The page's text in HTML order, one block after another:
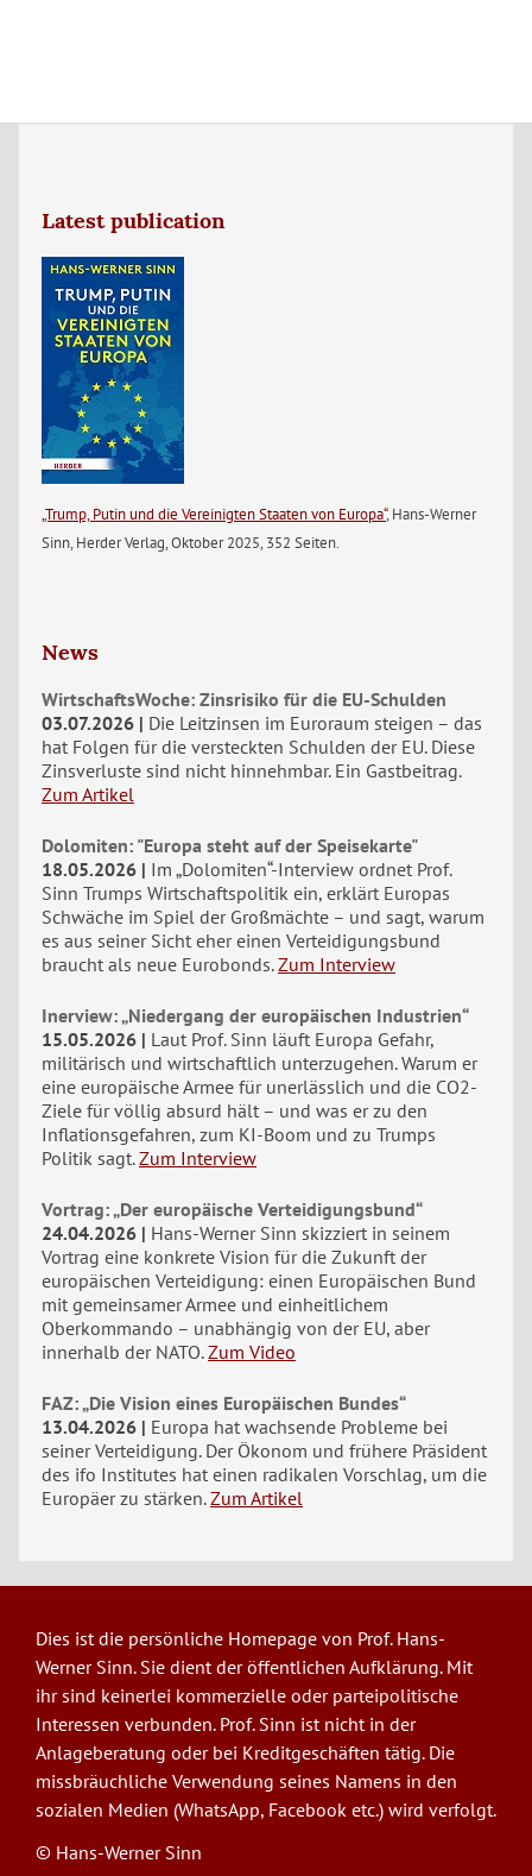
Latest publication
„Trump, Putin und die Vereinigten Staaten von Europa“, Hans-Werner
Sinn, Herder Verlag, Oktober 2025, 352 Seiten.
News
WirtschaftsWoche: Zinsrisiko für die EU-Schulden
03.07.2026
Die Leitzinsen im Euroraum steigen – das
hat Folgen für die versteckten Schulden der EU. Diese
Zinsverluste sind nicht hinnehmbar. Ein Gastbeitrag.
Zum Artikel
Dolomiten: "Europa steht auf der Speisekarte"
18.05.2026
Im „Dolomiten“-Interview ordnet Prof.
Sinn Trumps Wirtschaftspolitik ein, erklärt Europas
Schwäche im Spiel der Großmächte – und sagt, warum
es aus seiner Sicht eher einen Verteidigungsbund
braucht als neue Eurobonds. Zum Interview
Inerview: „Niedergang der europäischen Industrien“
15.05.2026
Laut Prof. Sinn läuft Europa Gefahr,
militärisch und wirtschaftlich unterzugehen. Warum er
eine europäische Armee für unerlässlich und die CO2-
Ziele für völlig absurd hält – und was er zu den
Inflationsgefahren, zum KI-Boom und zu Trumps
Politik sagt. Zum Interview
Vortrag: „Der europäische Verteidigungsbund“
24.04.2026
Hans-Werner Sinn skizziert in seinem
Vortrag eine konkrete Vision für die Zukunft der
europäischen Verteidigung: einen Europäischen Bund
mit gemeinsamer Armee und einheitlichem
Oberkommando – unabhängig von der EU, aber
innerhalb der NATO. Zum Video
FAZ: „Die Vision eines Europäischen Bundes“
13.04.2026
Europa hat wachsende Probleme bei
seiner Verteidigung. Der Ökonom und frühere Präsident
des ifo Institutes hat einen radikalen Vorschlag, um die
Europäer zu stärken. Zum Artikel
Dies ist die persönliche Homepage von Prof. Hans-
Werner Sinn. Sie dient der öffentlichen Aufklärung. Mit
ihr sind keinerlei kommerzielle oder parteipolitische
Interessen verbunden. Prof. Sinn ist nicht in der
Anlageberatung oder bei Kreditgeschäften tätig. Die
missbräuchliche Verwendung seines Namens in den
sozialen Medien (WhatsApp, Facebook etc.) wird verfolgt.
© Hans-Werner Sinn